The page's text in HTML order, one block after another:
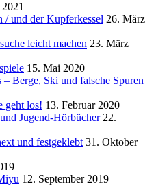
/ und der Kupferkessel 26. März
leicht machen 23. März
15. Mai 2020
Berge, Ski und falsche Spuren
geht los! 13. Februar 2020
Jugend-Hörbücher 22.
und festgeklebt 31. Oktober
12. September 2019